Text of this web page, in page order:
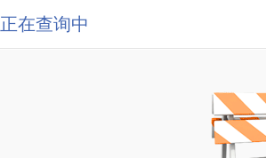
正在查询中